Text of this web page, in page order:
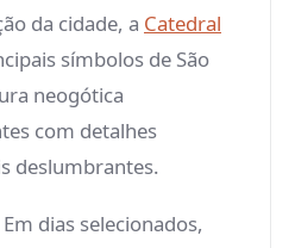
da cidade, a Catedral
símbolos de São
neogótica
com detalhes
deslumbrantes.
Em dias selecionados,